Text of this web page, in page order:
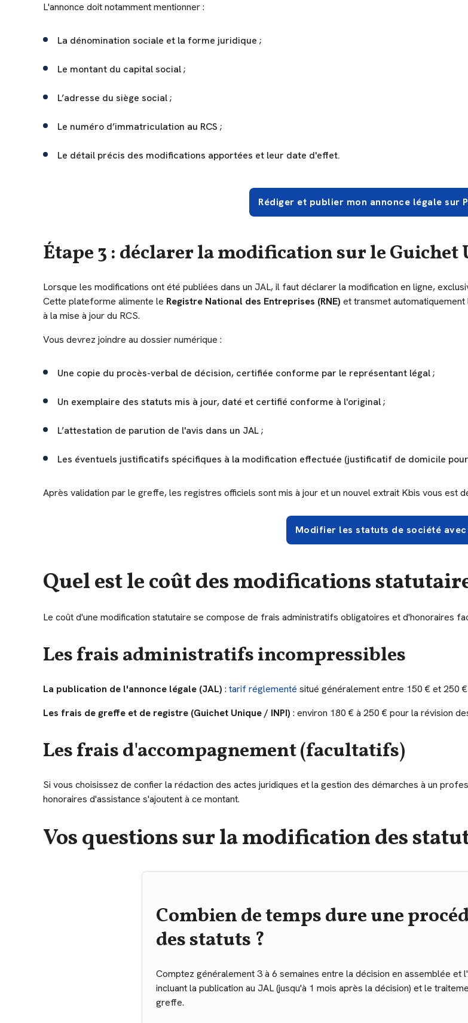
L'annonce doit notamment mentionner :
La dénomination sociale et la forme juridique ;
Le montant du capital social ;
L’adresse du siège social ;
Le numéro d’immatriculation au RCS ;
Le détail précis des modifications apportées et leur date d'effet.
Rédiger et publier mon annonce légale sur
Étape 3 : déclarer la modification sur le Guichet
Lorsque les modifications ont été publiées dans un JAL, il faut déclarer la modification en ligne,
Cette plateforme alimente le Registre National des Entreprises (RNE) et transmet
à la mise à jour du RCS.
Vous devrez joindre au dossier numérique :
Une copie du procès-verbal de décision, certifiée conforme par le représentant légal ;
Un exemplaire des statuts mis à jour, daté et certifié conforme à l'original ;
L’attestation de parution de l'avis dans un JAL ;
Les éventuels justificatifs spécifiques à la modification effectuée (justificatif de domicile
Après validation par le greffe, les registres officiels sont mis à jour et un nouvel extrait Kbis vous est
Modifier les statuts de société avec
Quel est le coût des modifications
Le coût d'une modification statutaire se compose de frais administratifs obligatoires et d'honoraires
Les frais administratifs incompressibles
La publication de l'annonce légale (JAL) : tarif réglementé situé généralement entre 150 € et 250
Les frais de greffe et de registre (Guichet Unique / INPI) : environ 180 € à 250 € pour la révision
Les frais d'accompagnement (facultatifs)
Si vous choisissez de confier la rédaction des actes juridiques et la gestion des démarches à un
honoraires d'assistance s'ajoutent à ce montant.
Vos questions sur la modification des
Combien de temps dure une
des statuts ?
Comptez généralement 3 à 6 semaines entre la décision en assemblée et
incluant la publication au JAL (jusqu'à 1 mois après la décision) et le
greffe.